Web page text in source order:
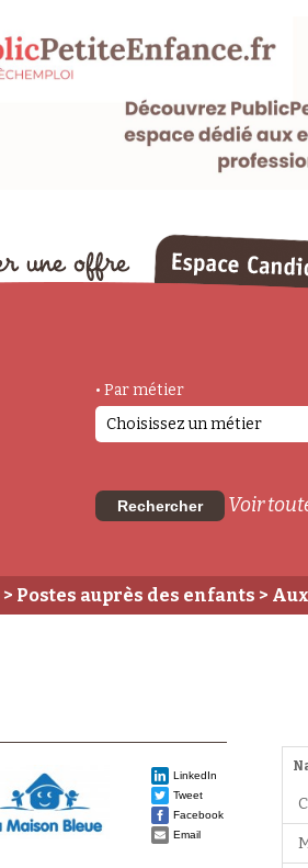
• Par métier
Choisissez un métier
Rechercher Voir
> Postes auprès des enfants >
LinkedIn
Tweet
Facebook
Email